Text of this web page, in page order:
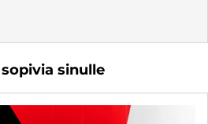
sinulle